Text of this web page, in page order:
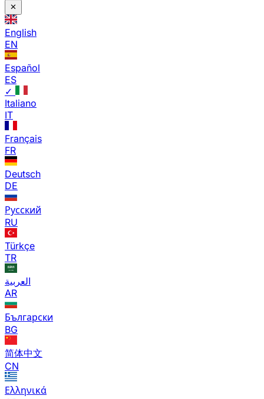
English
EN
Español
ES
✓
Italiano
IT
Français
FR
Deutsch
DE
Русский
RU
Türkçe
TR
العربية
AR
Български
BG
简体中文
CN
Ελληνικά